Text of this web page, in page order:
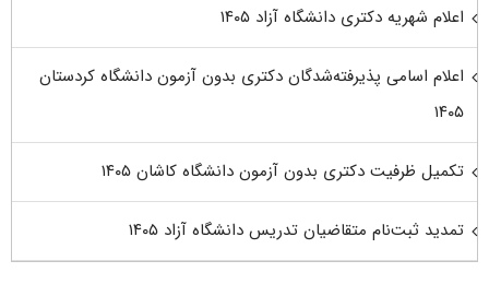
اعلام شهریه دکتری دانشگاه آزاد ۱۴۰۵
اعلام اسامی پذیرفته‌شدگان دکتری بدون آزمون دانشگاه کردستان
۱۴۰۵
تکمیل ظرفیت دکتری بدون آزمون دانشگاه کاشان ۱۴۰۵
تمدید ثبت‌نام متقاضیان تدریس دانشگاه آزاد ۱۴۰۵